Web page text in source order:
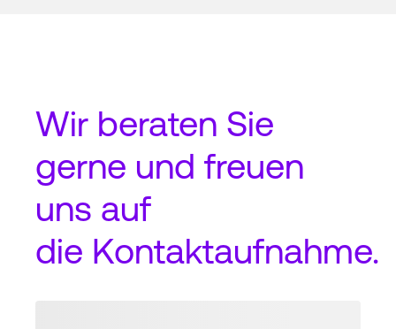
Wir beraten Sie
gerne und freuen
uns auf
die Kontaktaufnahme.